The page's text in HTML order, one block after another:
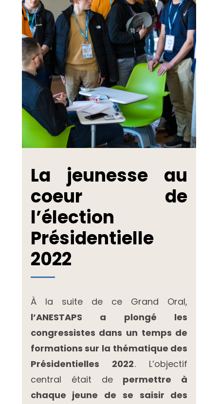
La jeunesse au
coeur de
l’élection
Présidentielle
2022
À la suite de ce Grand Oral,
l’ANESTAPS a plongé les
congressistes dans un temps de
formations sur la thématique des
Présidentielles 2022. L’objectif
central était de permettre à
chaque jeune de se saisir des